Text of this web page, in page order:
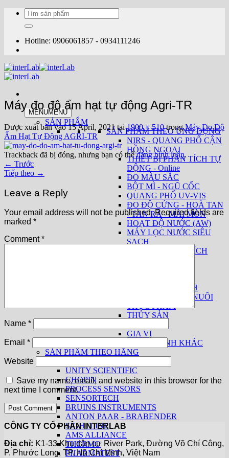
dung
Tìm
kiếm:
Hotline: 0906061857 - 0934111246
MENUMENU
SẢN PHẨM
SẢN PHẨM THEO ỨNG DỤNG
NIRS - QUANG PHỔ CẬN
HỒNG NGOẠI
THIẾT BỊ PHÂN TÍCH TỰ
ĐỘNG - Online
ĐO MÀU SẮC
BỘT MÌ - NGŨ CỐC
QUANG PHỔ UV-VIS
ĐO ĐỘ CỨNG - HOÀ TAN
- TAN RÃ - MÀI MÒN
HOẠT ĐỘ NƯỚC (AW)
MÁY LỌC NƯỚC SIÊU
SẠCH
THIẾT BỊ PHÂN TÍCH
THIẾT BỊ THEO NGÀNH
THỨC ĂN CHĂN NUÔI
THỰC PHẨM
THỦY SẢN
GIA VỊ
CÁC NGÀNH KHÁC
SẢN PHẨM THEO HÃNG
UNITY SCIENTIFIC
CHOPIN
PROCESS SENSORS
SENSORTECH
BRUINS INSTRUMENTS
ANTON PAAR - BRABENDER
SIGHTLINE
AMS ALLIANCE
THERMO
PHARMATEST
Máy đo độ ẩm hạt tự động Agri-TR
Được xuất bản vào15 April, 2021 tại1900 × 510trongMáy Đo Độ
Ẩm Hạt Tự Động AGRI-TR
Trackback đã bị đóng, nhưng bạn có thểđăng bình luận.
← Trước
Tiếp theo →
Leave a Reply
Your email address will not be published. Required fields are
marked *
Comment*
Name *
Email *
Website
Save my name, email, and website in this browser for the
next time I comment.
CÔNG TY CỔ PHẦN INTERLAB
Địa chỉ: K1-33 Khu dân cư River Park, Đường Võ Chí Công,
P. Phước Long, TP. Hồ Chí Minh, Việt Nam